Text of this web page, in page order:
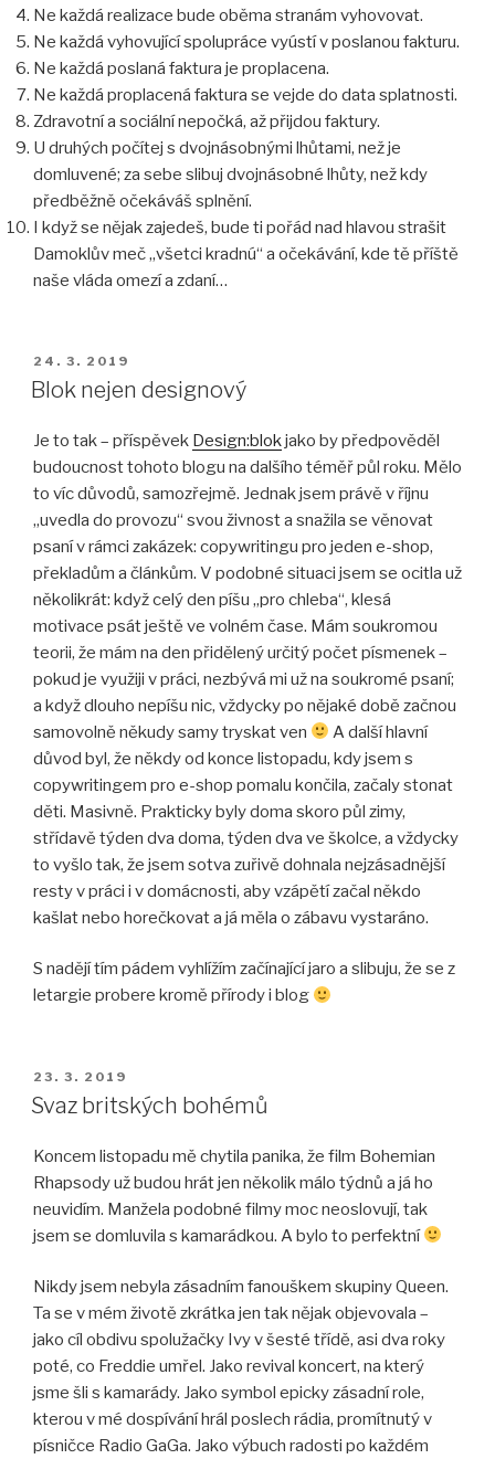
Ne každá realizace bude oběma stranám vyhovovat.
Ne každá vyhovující spolupráce vyústí v poslanou fakturu.
Ne každá poslaná faktura je proplacena.
Ne každá proplacená faktura se vejde do data splatnosti.
Zdravotní a sociální nepočká, až přijdou faktury.
U druhých počítej s dvojnásobnými lhůtami, než je
domluvené; za sebe slibuj dvojnásobné lhůty, než kdy
předběžně očekáváš splnění.
I když se nějak zajedeš, bude ti pořád nad hlavou strašit
Damoklův meč „všetci kradnú“ a očekávání, kde tě příště
naše vláda omezí a zdaní…
PUBLIKOVÁNO
24. 3. 2019
Blok nejen designový
Je to tak – příspěvek Design:blokjako by předpověděl
budoucnost tohoto blogu na dalšího téměř půl roku. Mělo
to víc důvodů, samozřejmě. Jednak jsem právě v říjnu
„uvedla do provozu“ svou živnost a snažila se věnovat
psaní v rámci zakázek: copywritingu pro jeden e-shop,
překladům a článkům. V podobné situaci jsem se ocitla už
několikrát: když celý den píšu „pro chleba“, klesá
motivace psát ještě ve volném čase. Mám soukromou
teorii, že mám na den přidělený určitý počet písmenek –
pokud je využiji v práci, nezbývá mi už na soukromé psaní;
a když dlouho nepíšu nic, vždycky po nějaké době začnou
samovolně někudy samy tryskat ven
A další hlavní
důvod byl, že někdy od konce listopadu, kdy jsem s
copywritingem pro e-shop pomalu končila, začaly stonat
děti. Masivně. Prakticky byly doma skoro půl zimy,
střídavě týden dva doma, týden dva ve školce, a vždycky
to vyšlo tak, že jsem sotva zuřivě dohnala nejzásadnější
resty v práci i v domácnosti, aby vzápětí začal někdo
kašlat nebo horečkovat a já měla o zábavu vystaráno.
S nadějí tím pádem vyhlížím začínající jaro a slibuju, že se z
letargie probere kromě přírody i blog
PUBLIKOVÁNO
23. 3. 2019
Svaz britských bohémů
Koncem listopadu mě chytila panika, že film Bohemian
Rhapsody už budou hrát jen několik málo týdnů a já ho
neuvidím. Manžela podobné filmy moc neoslovují, tak
jsem se domluvila s kamarádkou. A bylo to perfektní
Nikdy jsem nebyla zásadním fanouškem skupiny Queen.
Ta se v mém životě zkrátka jen tak nějak objevovala –
jako cíl obdivu spolužačky Ivy v šesté třídě, asi dva roky
poté, co Freddie umřel. Jako revival koncert, na který
jsme šli s kamarády. Jako symbol epicky zásadní role,
kterou v mé dospívání hrál poslech rádia, promítnutý v
písničce Radio GaGa. Jako výbuch radosti po každém